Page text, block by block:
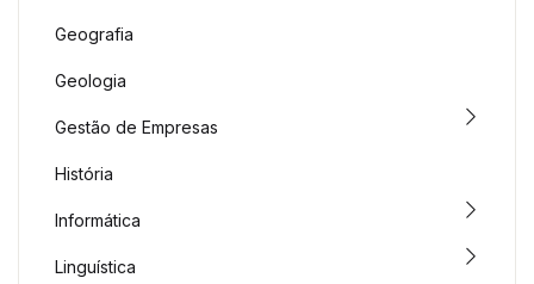
Geografia
Geologia
Gestão de Empresas
História
Informática
Linguística